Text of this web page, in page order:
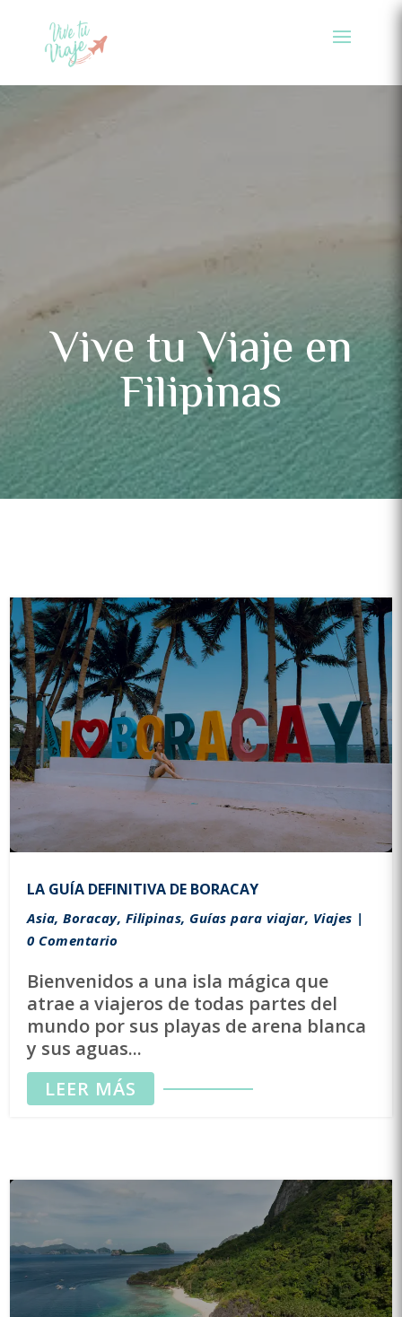
Vive tu Viaje en
Filipinas
LA GUÍA DEFINITIVA DE BORACAY
Asia,Boracay, Filipinas, Guías para viajar, Viajes |
0 Comentario
Bienvenidos a una isla mágica que
atrae a viajeros de todas partes del
mundo por sus playas de arena blanca
y sus aguas...
LEER MÁS